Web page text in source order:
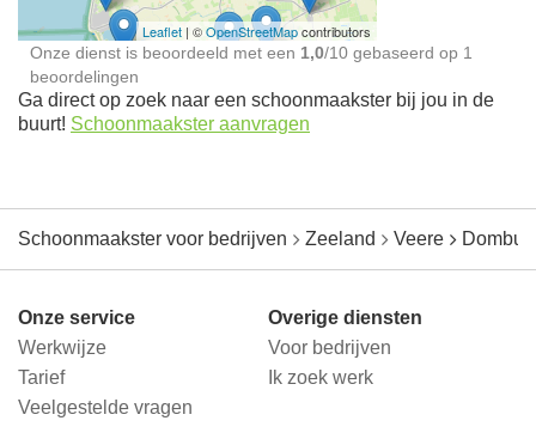
Leaflet | ©OpenStreetMapcontributors
Onze dienst is beoordeeld met een 1,0/10 gebaseerd op 1
beoordelingen
Ga direct op zoek naar een schoonmaakster bij jou in de
buurt! Schoonmaakster aanvragen
Schoonmaakster voor bedrijven Zeeland Veere
Onze service
Werkwijze
Tarief
Veelgestelde vragen
Overige diensten
Voor bedrijven
Ik zoek werk